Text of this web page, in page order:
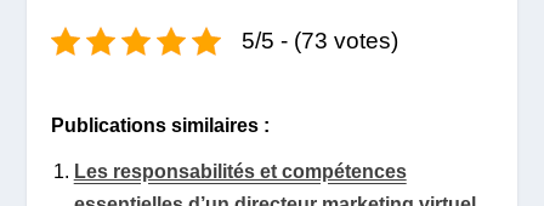
5/5 - (73 votes)
Publications similaires :
Les responsabilités et compétences